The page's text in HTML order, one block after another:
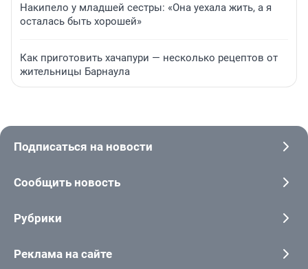
Накипело у младшей сестры: «Она уехала жить, а я
осталась быть хорошей»
Как приготовить хачапури — несколько рецептов от
жительницы Барнаула
Подписаться на новости
Сообщить новость
Рубрики
Реклама на сайте